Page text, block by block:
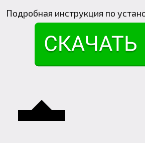
Подробная инструкция по